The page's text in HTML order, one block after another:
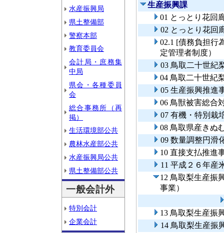
水産振興局
県土整備部
警察本部
教育委員会
会計局・庶務集
中局
県会・各種委員
会
総合事務所（再
掲）
生活環境部公共
農林水産部公共
水産振興局公共
県土整備部公共
一般会計外
特別会計
企業会計
生産振興課
01 とっとり花回
02 とっとり花回
02.1 [債務負担行
定管理者制度）
03 鳥取二十世紀
04 鳥取二十世紀
05 生産振興推進
06 鳥獣被害総合
07 有機・特別栽
08 鳥取県産きぬ
09 数量調整円滑
10 直接支払推進
11 平成２６年産
12 鳥取梨生産振
事業）
13 鳥取梨生産振
14 鳥取梨生産振